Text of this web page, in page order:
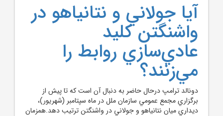
آيا جولاني و نتانياهو در
واشنگتن کليد
عادي‌سازي روابط را
مي‌زنند؟
دونالد ترامپ درحال حاضر به دنبال آن است که تا پيش از
برگزاري مجمع عمومي سازمان ملل در ماه سپتامبر (شهريور)،
ديداري ميان نتانياهو و جولاني در واشنگتن ترتيب دهد.همزمان